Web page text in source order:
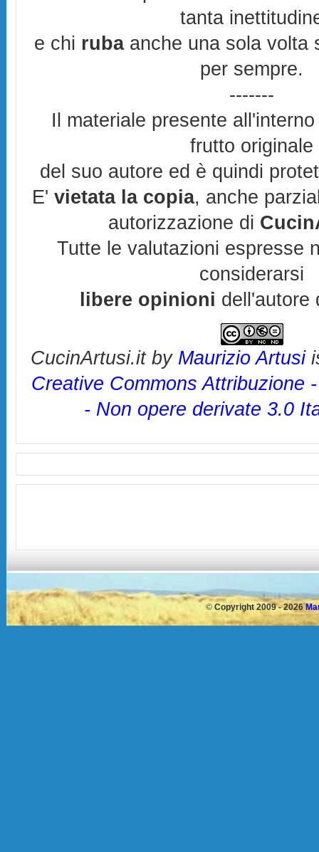
tanta
e chi rubaanche una sola volta
per sempre.
-------
Il materiale presente
frutto originale
del suo autore ed è quindi
E'vietata la copia, anche
autorizzazione di
Tutte le valutazioni espresse
considerarsi
libere opinioni dell'autore
CucinArtusi.itby Maurizio Artusi
Creative Commons Attribuzione
- Non opere derivate 3.0
© Copyright 2009 - 2026